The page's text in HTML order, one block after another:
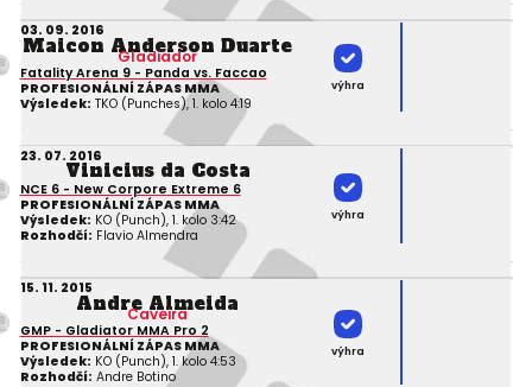
03. 09. 2016
Maicon Anderson Duarte
Gladiador
Fatality Arena 9 - Panda vs. Faccao
PROFESIONÁLNÍ ZÁPAS MMA
Výsledek: TKO (Punches), 1. kolo 4:19
výhra
23. 07. 2016
Vinicius da Costa
NCE 6 - New Corpore Extreme 6
PROFESIONÁLNÍ ZÁPAS MMA
Výsledek: KO (Punch), 1. kolo 3:42
Rozhodčí: Flavio Almendra
výhra
15. 11. 2015
Andre Almeida
Caveira
GMP - Gladiator MMA Pro 2
PROFESIONÁLNÍ ZÁPAS MMA
Výsledek: KO (Punch), 1. kolo 4:53
Rozhodčí: Andre Botino
výhra